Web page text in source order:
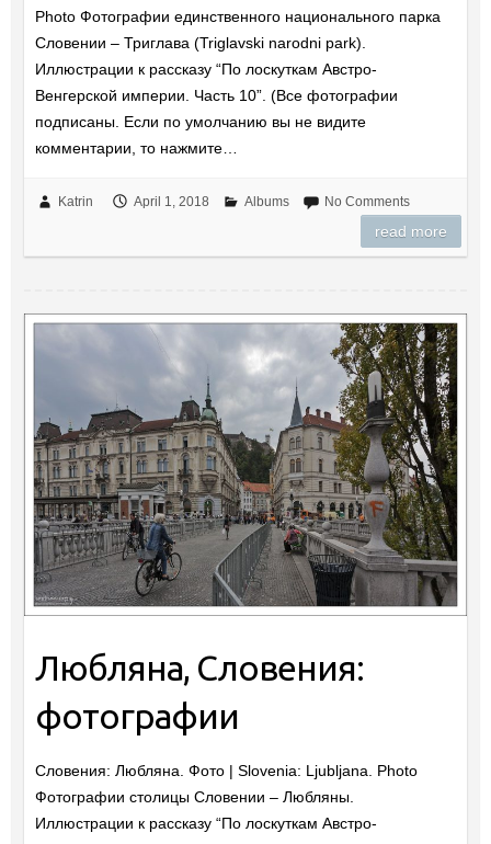
Photo Фотографии единственного национального парка
Словении – Триглава (Triglavski narodni park).
Иллюстрации к рассказу “По лоскуткам Австро-
Венгерской империи. Часть 10”. (Все фотографии
подписаны. Если по умолчанию вы не видите
комментарии, то нажмите…
Katrin April 1, 2018 Albums No Comments
read more
Любляна, Словения:
фотографии
Словения: Любляна. Фото | Slovenia: Ljubljana. Photo
Фотографии столицы Словении – Любляны.
Иллюстрации к рассказу “По лоскуткам Австро-